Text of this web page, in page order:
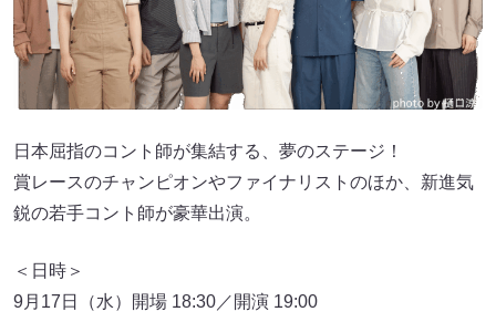
日本屈指のコント師が集結する、夢のステージ！
賞レースのチャンピオンやファイナリストのほか、新進気
鋭の若手コント師が豪華出演。
＜日時＞
9月17日（水）開場 18:30／開演 19:00